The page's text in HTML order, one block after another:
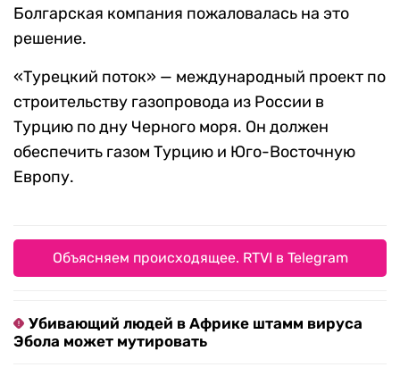
Болгарская компания пожаловалась на это
решение.
«Турецкий поток» — международный проект по
строительству газопровода из России в
Турцию по дну Черного моря. Он должен
обеспечить газом Турцию и Юго-Восточную
Европу.
Объясняем происходящее. RTVI в Telegram
Убивающий людей в Африке штамм вируса
Эбола может мутировать